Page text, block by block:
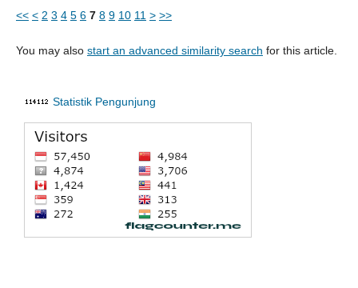
<< < 2 3 4 5 6 7 8 9 10 11 > >>
You may also start an advanced similarity search for this article.
Statistik Pengunjung